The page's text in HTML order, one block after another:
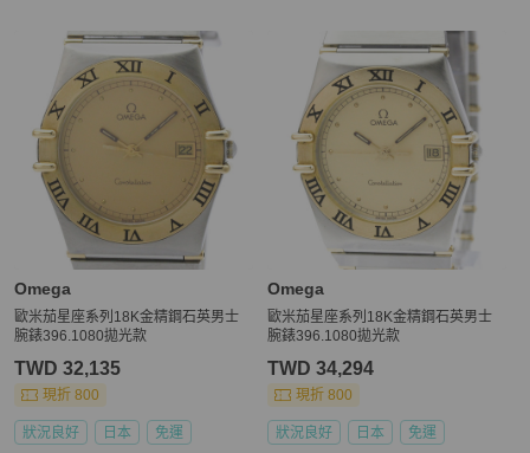
推薦精品
Omega
歐米茄星座系列18K金精鋼石英男士
腕錶396.1080拋光款
TWD 32,135
現折 800
狀況良好 日本 免運
Omega
歐米茄星座系列18K金精鋼石英男士
腕錶396.1080拋光款
TWD 34,294
現折 800
狀況良好 日本 免運